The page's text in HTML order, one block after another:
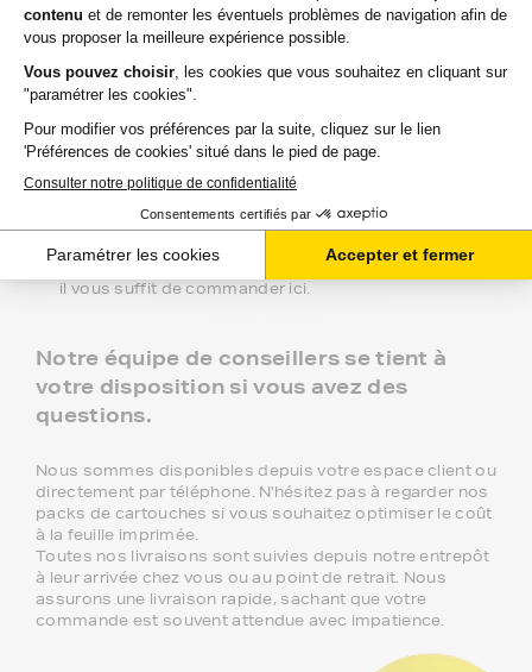
niveaux de gammes :
Marque FranceToner : la gamme référence, 100%
compatible, livraison offerte en point de retrait et
garantie deux ans. C'est le meilleur choix pour obtenir
une haute qualité à bas prix.
Gamme 1er Prix : produits compatibles avec votre
imprimante HP photosmart a 440 series à prix
discount.
Marque Constructeur : les cartouches d'encre du
constructeur de votre imprimante HP photosmart a
440 series. Si vous voulez évitez la queue en magasin,
il vous suffit de commander ici.
Notre équipe de conseillers se tient à
votre disposition si vous avez des
questions.
Nous sommes disponibles depuis votre espace client ou
directement par téléphone. N'hésitez pas à regarder nos
packs de cartouches si vous souhaitez optimiser le coût
à la feuille imprimée.
Toutes nos livraisons sont suivies depuis notre entrepôt
à leur arrivée chez vous ou au point de retrait. Nous
assurons une livraison rapide, sachant que votre
commande est souvent attendue avec impatience.